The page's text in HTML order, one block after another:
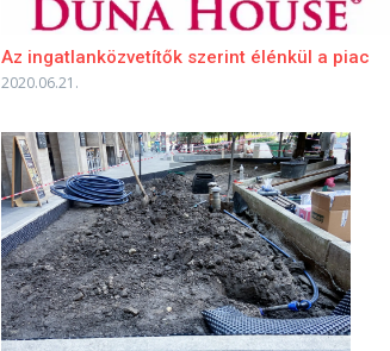
Az ingatlanközvetítők szerint élénkül a piac
2020.06.21.